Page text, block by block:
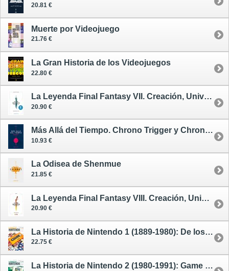
20.81 €
Muerte por Videojuego
21.76 €
La Gran Historia de los Videojuegos
22.80 €
La Leyenda Final Fantasy VII. Creación, Universo, Claves
20.90 €
Más Allá del Tiempo. Chrono Trigger y Chrono Cross - oferta
10.93 €
La Odisea de Shenmue
21.85 €
La Leyenda Final Fantasy VIII. Creación, Universo, Claves
20.90 €
La Historia de Nintendo 1 (1889-1980): De los Juegos de Cartas a Game & Watch
22.75 €
La Historia de Nintendo 2 (1980-1991): Game & Watch, un Invento Sorprendente